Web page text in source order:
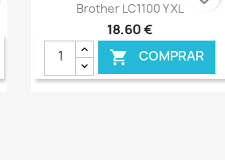
Ver+
Brother LC1100 Y XL
18,60 €
 COMPRAR